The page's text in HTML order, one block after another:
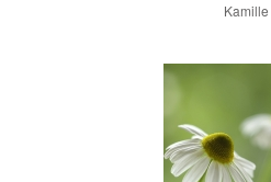
Kamille